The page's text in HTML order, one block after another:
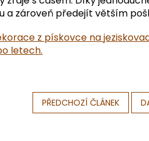
a zároveň předejít větším
z pískovce na
letech.
PŘEDCHOZÍ ČLÁNEK